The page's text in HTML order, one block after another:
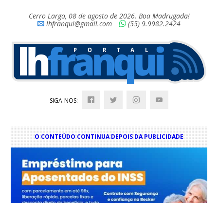
Cerro Largo, 08 de agosto de 2026. Boa Madrugada!
lhfranqui@gmail.com
(55) 9.9982.2424
SIGA-NOS:
O CONTEÚDO CONTINUA DEPOIS DA PUBLICIDADE